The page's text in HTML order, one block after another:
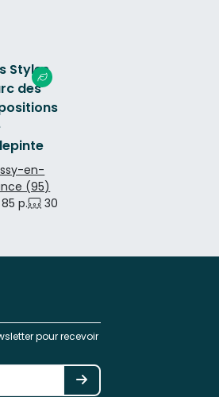
p.
Styles
des
en-
(95)
85 p.
30 p.
pour recevoir